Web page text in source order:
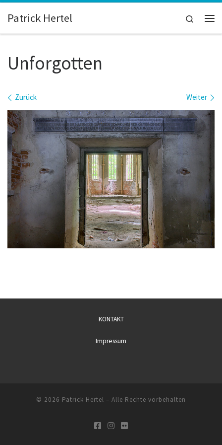
Zum Inhalt springen
Patrick Hertel
Search
Unforgotten
Bilder Navigation
Zurück Weiter
KONTAKT
Impressum
© 2026 Patrick Hertel – Alle Rechte vorbehalten